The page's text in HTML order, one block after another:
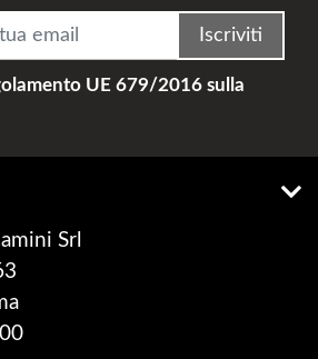
Iscriviti
UE 679/2016sulla
Srl